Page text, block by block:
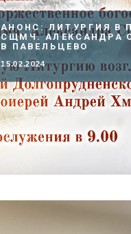
АНОНС: ЛИТУРГИЯ В
СЩМЧ. АЛЕКСАНДРА
В ПАВЕЛЬЦЕВО
15.02.2024